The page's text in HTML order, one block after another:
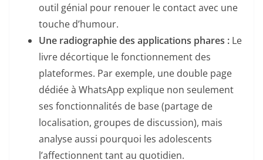
outil génial pour renouer le contact avec une
touche d’humour.
Une radiographie des applications phares : Le
livre décortique le fonctionnement des
plateformes. Par exemple, une double page
dédiée à WhatsApp explique non seulement
ses fonctionnalités de base (partage de
localisation, groupes de discussion), mais
analyse aussi pourquoi les adolescents
l’affectionnent tant au quotidien.